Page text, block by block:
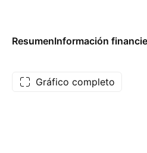
ResumenInformación
Gráfico completo